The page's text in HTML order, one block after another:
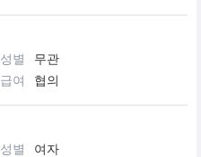
성별
무관
급여 협의
성별
여자